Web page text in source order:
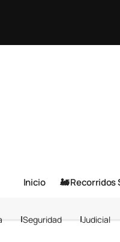
Inicio 🚂 Recorridos
Seguridad Judicial